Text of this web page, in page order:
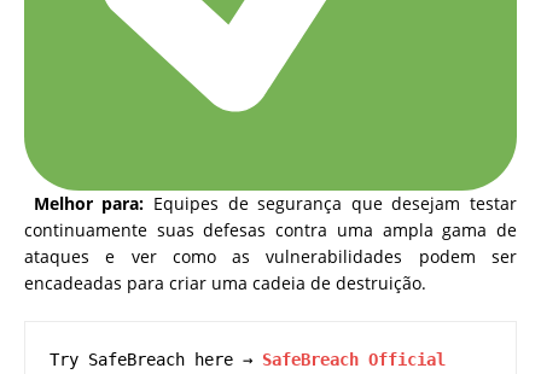
Melhor para: Equipes de segurança que desejam testar
continuamente suas defesas contra uma ampla gama de
ataques e ver como as vulnerabilidades podem ser
encadeadas para criar uma cadeia de destruição.
Try SafeBreach here → SafeBreach Official